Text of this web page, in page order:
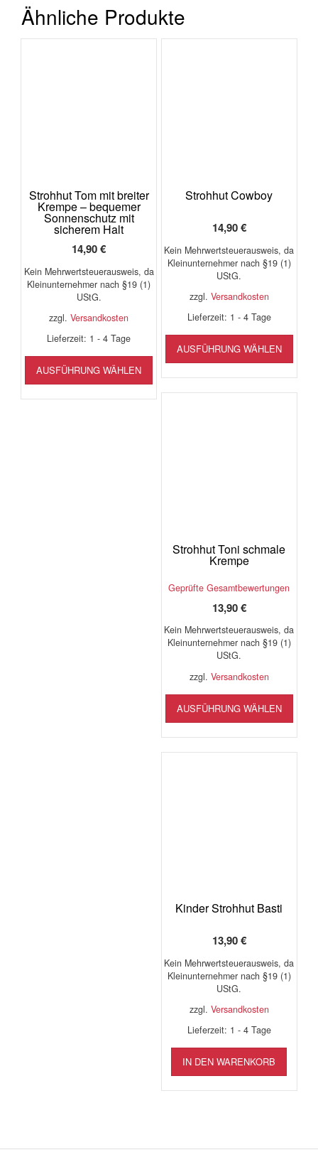
Ähnliche Produkte
Strohhut Tom mit breiter
Krempe – bequemer
Sonnenschutz mit
sicherem Halt
14,90€
Kein Mehrwertsteuerausweis, da
Kleinunternehmer nach §19 (1)
UStG.
zzgl.Versandkosten
Lieferzeit: 1 - 4 Tage
AUSFÜHRUNG WÄHLEN
Dieses
weist
mehrere
werden
Strohhut Cowboy
14,90€
Kein Mehrwertsteuerausweis, da
Kleinunternehmer nach §19 (1)
UStG.
zzgl. Versandkosten
Lieferzeit: 1 - 4 Tage
AUSFÜHRUNG WÄHLEN
weist
Strohhut Toni schmale
Krempe
Geprüfte Gesamtbewertungen
13,90€
Kein Mehrwertsteuerausweis, da
Kleinunternehmer nach §19 (1)
UStG.
zzgl. Versandkosten
AUSFÜHRUNG WÄHLEN
weist
Kinder Strohhut Basti
13,90€
Kein Mehrwertsteuerausweis, da
Kleinunternehmer nach §19 (1)
UStG.
zzgl. Versandkosten
Lieferzeit: 1 - 4 Tage
IN DEN WARENKORB